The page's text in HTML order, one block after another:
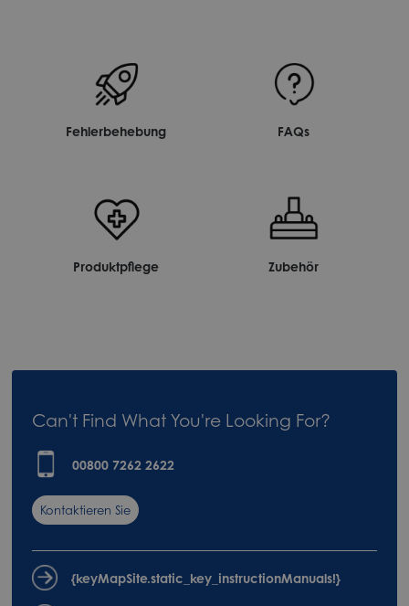
Fehlerbehebung FAQs
Produktpflege Zubehör
Can't Find What You're Looking For?
00800 7262 2622
Kontaktieren Sie
{keyMapSite.static_key_instructionManuals!}